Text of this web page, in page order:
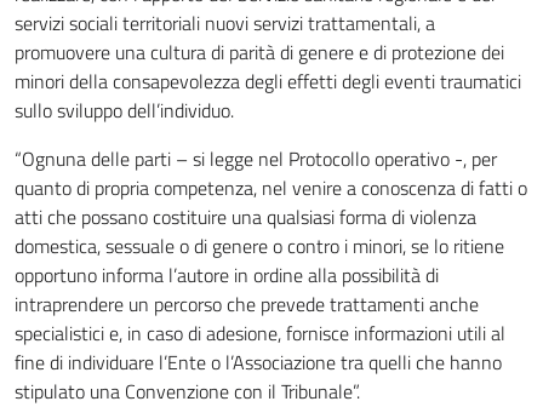
servizi sociali territoriali nuovi servizi trattamentali, a
promuovere una cultura di parità di genere e di protezione dei
minori della consapevolezza degli effetti degli eventi traumatici
sullo sviluppo dell’individuo.
“Ognuna delle parti – si legge nel Protocollo operativo -, per
quanto di propria competenza, nel venire a conoscenza di fatti o
atti che possano costituire una qualsiasi forma di violenza
domestica, sessuale o di genere o contro i minori, se lo ritiene
opportuno informa l’autore in ordine alla possibilità di
intraprendere un percorso che prevede trattamenti anche
specialistici e, in caso di adesione, fornisce informazioni utili al
fine di individuare l’Ente o l’Associazione tra quelli che hanno
stipulato una Convenzione con il Tribunale”.